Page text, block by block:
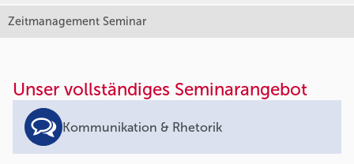
Zeitmanagement Seminar
Unser vollständiges Seminarangebot
Kommunikation & Rhetorik